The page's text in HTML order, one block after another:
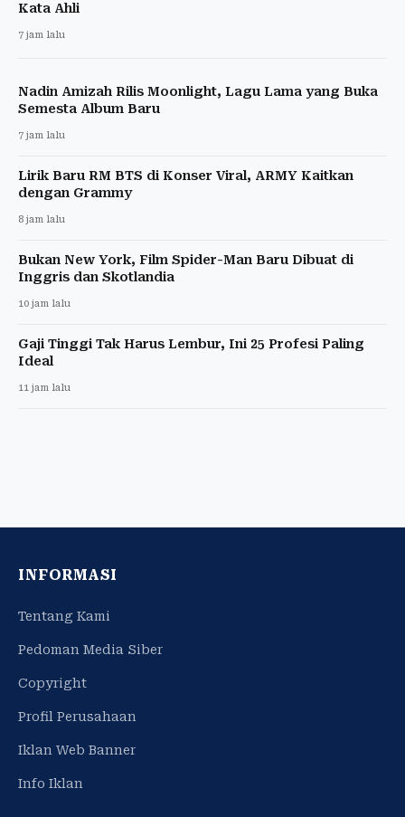
Kata Ahli
7 jam lalu
Nadin Amizah Rilis Moonlight, Lagu Lama yang Buka
Semesta Album Baru
7 jam lalu
Lirik Baru RM BTS di Konser Viral, ARMY Kaitkan
dengan Grammy
8 jam lalu
Bukan New York, Film Spider-Man Baru Dibuat di
Inggris dan Skotlandia
10 jam lalu
Gaji Tinggi Tak Harus Lembur, Ini 25 Profesi Paling
Ideal
11 jam lalu
INFORMASI
Tentang Kami
Pedoman Media Siber
Copyright
Profil Perusahaan
Iklan Web Banner
Info Iklan